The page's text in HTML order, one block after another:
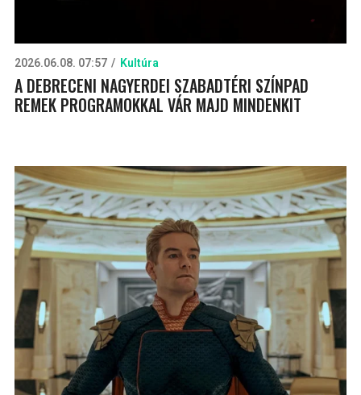
2026.06.08. 07:57 Kultúra
A DEBRECENI NAGYERDEI SZABADTÉRI SZÍNPAD
REMEK PROGRAMOKKAL VÁR MAJD MINDENKIT